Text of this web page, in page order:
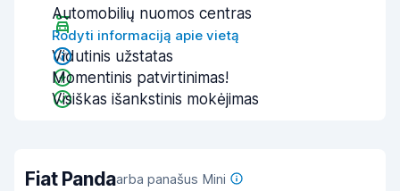
Automobilių nuomos centras
Rodyti informaciją apie vietą
Vidutinis užstatas
Momentinis patvirtinimas!
Visiškas išankstinis mokėjimas
Fiat Pandaarba panašus Mini